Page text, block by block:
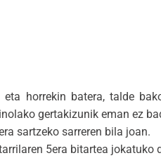
horrekin batera, talde
gertakizunik eman ez
sartzeko sarreren bila joan.
5era bitartea jokatuko